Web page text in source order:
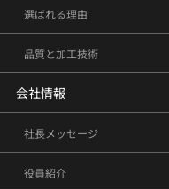
選ばれる理由
品質と加工技術
会社情報
社長メッセージ
役員紹介